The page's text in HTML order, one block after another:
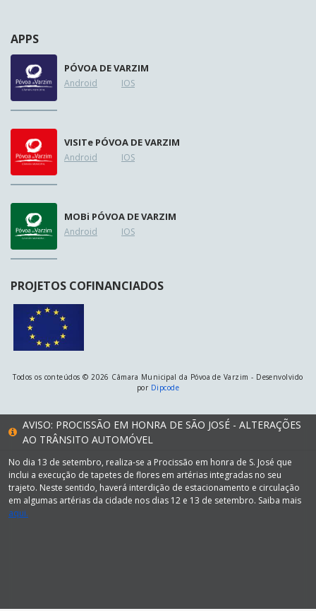
APPS
PÓVOA DE VARZIM
Android IOS
VISITe PÓVOA DE VARZIM
Android IOS
MOBi PÓVOA DE VARZIM
Android IOS
PROJETOS COFINANCIADOS
Todos os conteúdos © 2026 Câmara Municipal da Póvoa de Varzim - Desenvolvido
por Dipcode
AVISO: PROCISSÃO EM HONRA DE SÃO JOSÉ - ALTERAÇÕES
AO TRÂNSITO AUTOMÓVEL
No dia 13 de setembro, realiza-se a Procissão em honra de S. José que
inclui a execução de tapetes de flores em artérias integradas no seu
trajeto. Neste sentido, haverá interdição de estacionamento e circulação
em algumas artérias da cidade nos dias 12 e 13 de setembro. Saiba mais
aqui.